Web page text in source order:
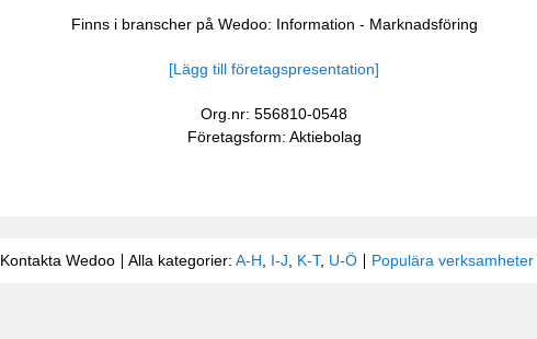
Finns i branscher på Wedoo: Information - Marknadsföring
[Lägg till företagspresentation]
Org.nr: 556810-0548
Företagsform: Aktiebolag
Kontakta Wedoo Alla kategorier: A-H I-J K-T, U-Ö Populära verksamheter